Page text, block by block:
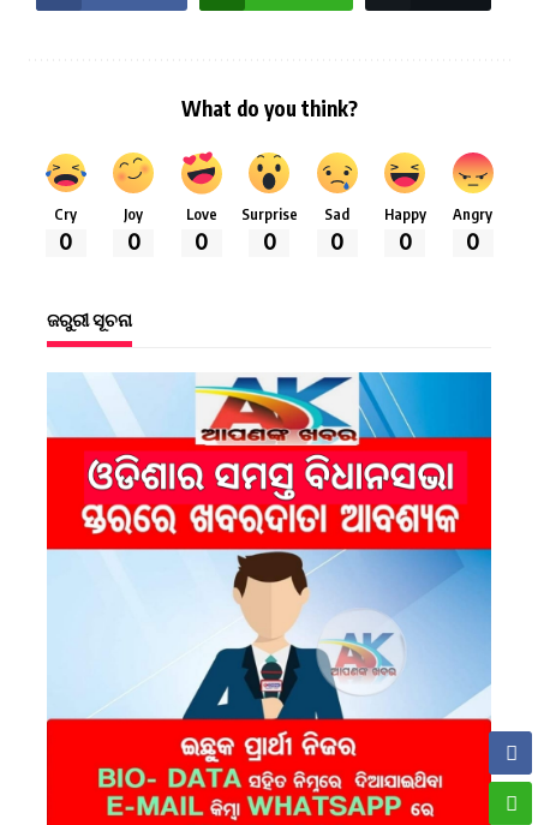
What do you think?
Cry
0
Joy
0
Love
0
Surprise
0
Sad
0
Happy
0
Angry
0
ଜରୁରୀ ସୂଚନା